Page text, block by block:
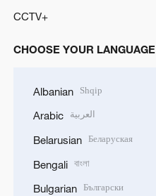
CCTV+
CHOOSE YOUR LANGUAGE
Albanian Shqip
Arabic العربية
Belarusian Беларуская
Bengali বাংলা
Bulgarian Български